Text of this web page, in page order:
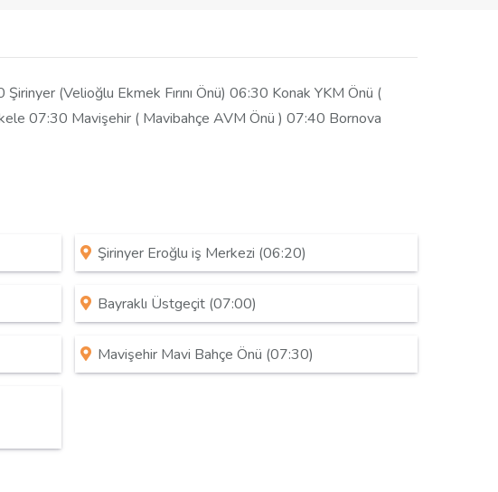
(Velioğlu Ekmek Fırını Önü) 06:30 Konak YKM Önü (
07:30 Mavişehir ( Mavibahçe AVM Önü ) 07:40 Bornova
Şirinyer Eroğlu iş Merkezi (06:20)
Bayraklı Üstgeçit (07:00)
Mavişehir Mavi Bahçe Önü (07:30)